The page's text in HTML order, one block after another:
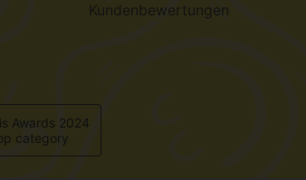
Kundenbewertungen
Awards 2024
category